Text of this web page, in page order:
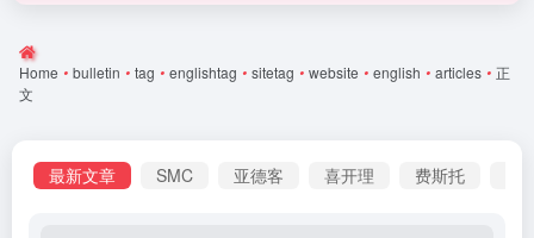
Home • bulletin • tag • englishtag • sitetag • website • english • articles • 正
文
最新文章 SMC 亚德客 喜开理 费斯托